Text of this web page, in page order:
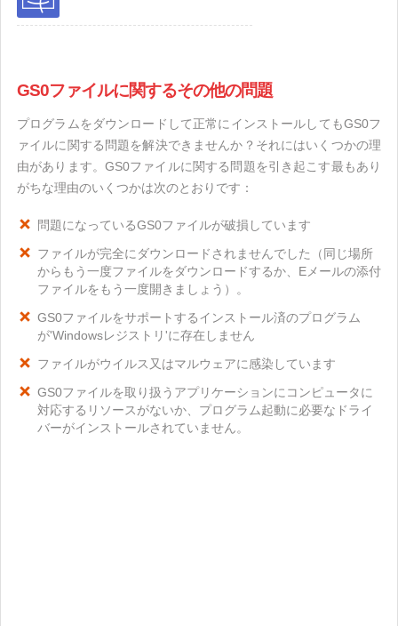
GS0ファイルに関するその他の問題
プログラムをダウンロードして正常にインストールしてもGS0フ
ァイルに関する問題を解決できませんか？それにはいくつかの理
由があります。GS0ファイルに関する問題を引き起こす最もあり
がちな理由のいくつかは次のとおりです：
問題になっているGS0ファイルが破損しています
ファイルが完全にダウンロードされませんでした（同じ場所
からもう一度ファイルをダウンロードするか、Eメールの添付
ファイルをもう一度開きましょう）。
GS0ファイルをサポートするインストール済のプログラム
が'Windowsレジストリ'に存在しません
ファイルがウイルス又はマルウェアに感染しています
GS0ファイルを取り扱うアプリケーションにコンピュータに
対応するリソースがないか、プログラム起動に必要なドライ
バーがインストールされていません。